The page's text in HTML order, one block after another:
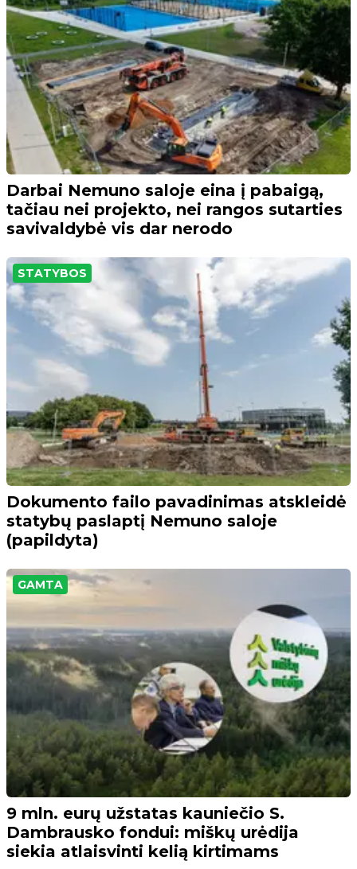
Darbai Nemuno saloje eina į pabaigą,
tačiau nei projekto, nei rangos sutarties
savivaldybė vis dar nerodo
STATYBOS
Dokumento failo pavadinimas atskleidė
statybų paslaptį Nemuno saloje
(papildyta)
GAMTA
9 mln. eurų užstatas kauniečio S.
Dambrausko fondui: miškų urėdija
siekia atlaisvinti kelią kirtimams